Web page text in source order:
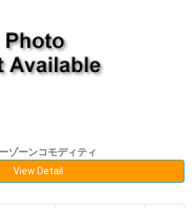
ゾーンコモディティ
View Detail